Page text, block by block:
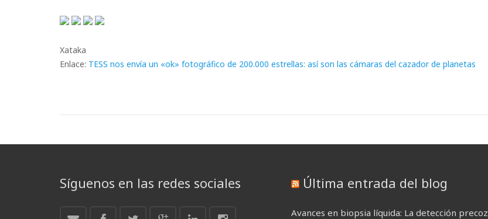
Xataka
Enlace: TESS nos envía un «ok» fotográfico de 200.000 estrellas: así son las cámaras del cazador de planetas
Síguenos en las redes sociales Última entrada del blog
Avances en biopsia líquida: La detección precoz